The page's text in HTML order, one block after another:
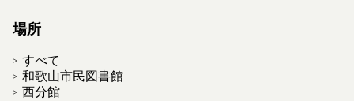
場所
すべて
和歌山市民図書館
西分館